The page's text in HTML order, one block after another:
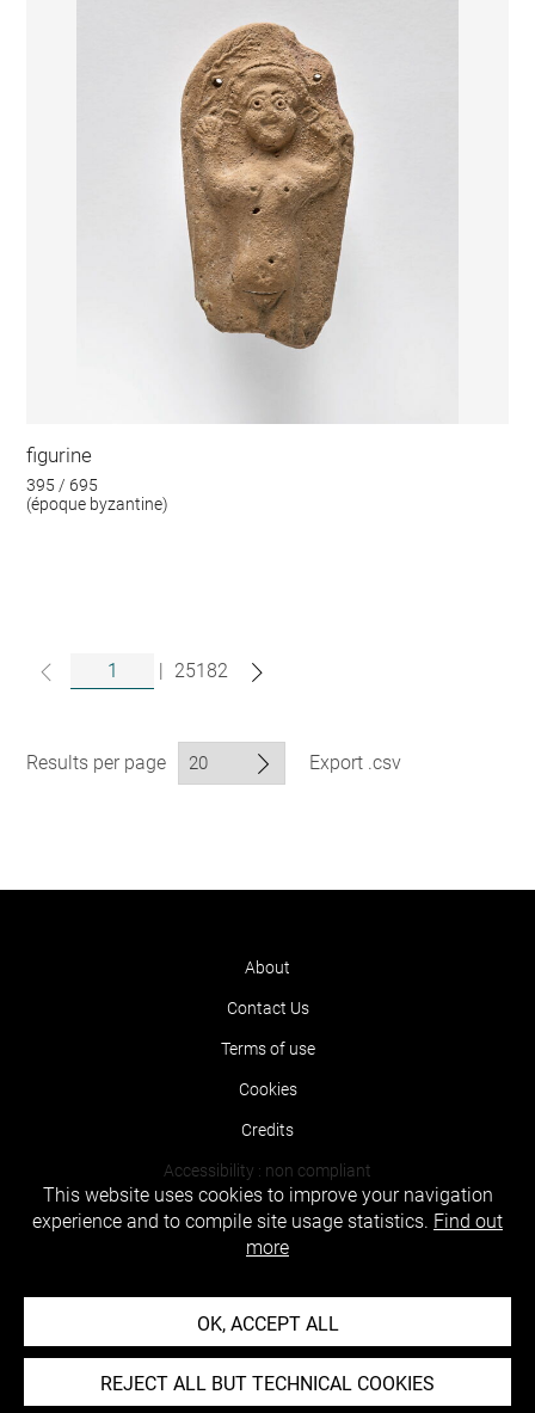
figurine
395 / 695
(époque byzantine)
| 25182
Results per page Export .csv
About
Contact Us
Terms of use
Cookies
Credits
Accessibility : non compliant
This website uses cookies to improve your navigation
experience and to compile site usage statistics. Find out
more
OK, ACCEPT ALL
REJECT ALL BUT TECHNICAL COOKIES